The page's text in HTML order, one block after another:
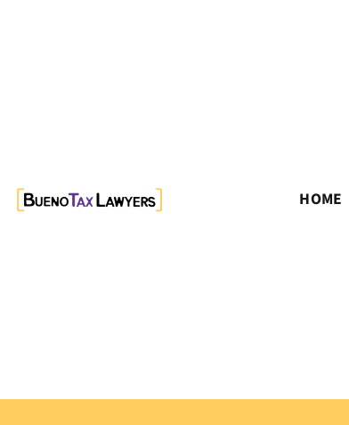
HOME